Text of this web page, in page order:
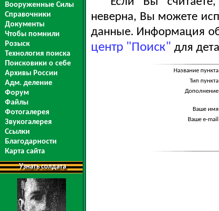
Вооруженные Силы
Справочники
Документы
Чтобы помнили
Розыск
Технология поиска
Поисковики о себе
Архивы России
Адм. деление
Форум
Файлы
Фотогалерея
Звукогалерея
Ссылки
Благодарности
Карта сайта
Узнать солдата
неверна, Вы можете
данные. Информация
центр "Поиск" для
Название
Тип
Ваше
Ваше e-